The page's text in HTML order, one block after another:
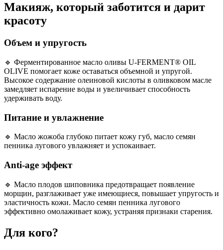
Макияж, который заботится и дарит
красоту
Объем и упругость
🔹 Ферментированное масло оливы U-FERMENT® OIL
OLIVE помогает коже оставаться объемной и упругой.
Высокое содержание олеиновой кислоты в оливковом масле
замедляет испарение воды и увеличивает способность
удерживать воду.
Питание и увлажнение
🔹 Масло жожоба глубоко питает кожу губ, масло семян
пенника лугового увлажняет и успокаивает.
Anti-age эффект
🔹 Масло плодов шиповника предотвращает появление
морщин, разглаживает уже имеющиеся, повышает упругость и
эластичность кожи. Масло семян пенника лугового
эффективно омолаживает кожу, устраняя признаки старения.
Для кого?